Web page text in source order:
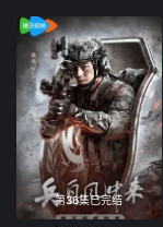
第36集已完结